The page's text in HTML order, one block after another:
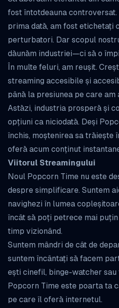
fost întotdeauna controversat.
prima dată, am fost etichetați
perturbatori. Dar scopul
dăunăm industriei—ci să o
În multe feluri, am reușit.
streaming accesibile și
până la presiunea pe care am
Astăzi, industria prosperă și
opțiuni ca niciodată. Deși
închis, moștenirea sa trăiește
oferă acum conținut
Viitorul Streamingului
Noul Popcorn Time nu este
despre simplificare. Suntem
navighezi în lumea
încât să poți petrece mai
timp vizionând.
Suntem mândri de cât de
suntem încântați să facem
ești cinefil, binge-watcher
Popcorn Time este poarta ta
pe care îl oferă internetul.